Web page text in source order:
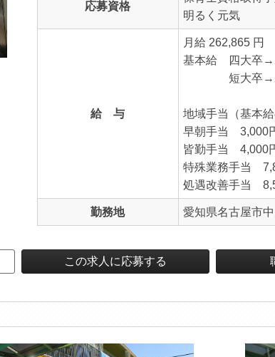
応募資格
明るく元気
給 与
月給 262,865 円
基本給 四大卒
短大卒
地域手当（基本
早朝手当 3,000
皆勤手当 4,000
特殊業務手当
処遇改善手当
勤務地 愛知県名古屋市
この求人に応募する